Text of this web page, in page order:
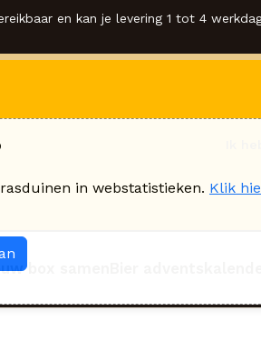
en kan je levering 1 tot 4
box samen
in webstatistieken. Klik